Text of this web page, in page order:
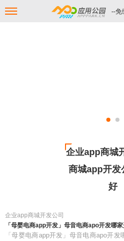
--免
企业app商城
商城app开发
好
企业app商城开发公司
「母婴电商app开发」母音电商apo开发哪
「母婴电商app开发」母音电商apo开